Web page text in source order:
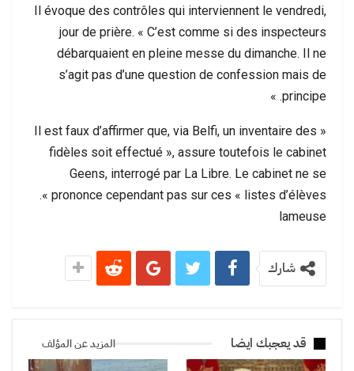
Il évoque des contrôles qui interviennent le vendredi,
jour de prière. « C’est comme si des inspecteurs
débarquaient en pleine messe du dimanche. Il ne
s’agit pas d’une question de confession mais de
principe. »
« Il est faux d’affirmer que, via Belfi, un inventaire des
fidèles soit effectué », assure toutefois le cabinet
Geens, interrogé par La Libre. Le cabinet ne se
prononce cependant pas sur ces « listes d’élèves ».
lameuse
شارك
قد يعجبك ايضا المزيد عن المؤلف